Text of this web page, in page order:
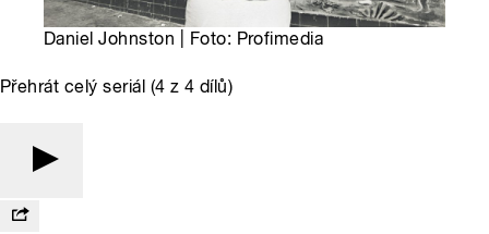
Daniel Johnston | Foto: Profimedia
Přehrát celý seriál (4 z 4 dílů)